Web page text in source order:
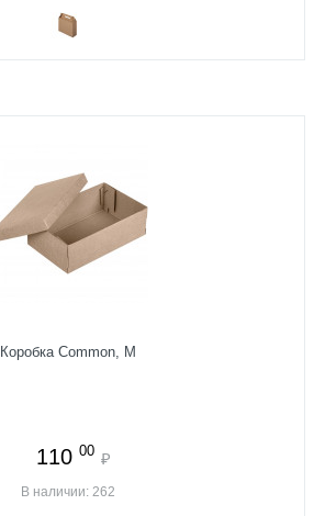
Коробка Common, M
110 00 ₽
В наличии: 262